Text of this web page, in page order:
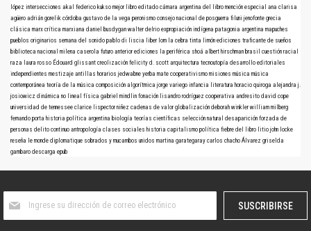
lópez intersecciones akal federico kukso mejor libro editado cámara argentina del libro mención especial ana clarisa
agüero adrián gorelik córdoba gustavo de la vega peronismo consejo nacional de posguerra filuni jenofonte grecia
clásica marx crítica marxiana daniel busdygan walter delrio expropiación indígena patagonia argentina mapuches
pueblos originarios semana del sonido pablo di liscia liber lom la cebra tinta limón ediciones traficante de sueños
biblioteca nacional milena caserola futuro anterior ediciones la periférica shoá albert hirschman brasil cuestión racial
raza laura rosso Édouard glissant creolización felicity d. scott arquitectura tecnoutopía desarrollo editoriales
independientes mestizaje antillas horarios jedwabne yerba mate cooperativismo misiones música música
contemporánea teoría de la música composición algorítmica jorge variego infancia literatura horacio quiroga alejandra j.
josiowicz dinámica no lineal física gabriel mindlin fonación lisandro rodríguez cooperativa andresito david cope
universidad de tennessee clarice lispector niñez cadenas de valor globalización deborah winkler william milberg
fernando porta historia política argentina biología teorías científicas selección natural desaparición forzada de
personas delito continuo antropología clases sociales historia capitalismo política fiebre del libro litio john locke
reseña le monde diplomatique sobrados y mucambos unidos martina garategaray carlos chacho Álvarez griselda
gambaro descarga epub
boletín
SUSCRIBIRSE